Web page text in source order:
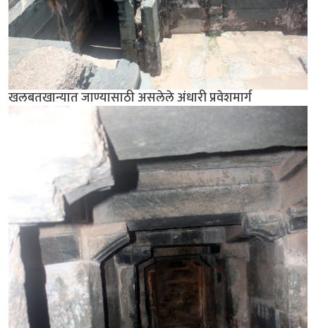
खलबतखान्यात जाण्यासाठी असलेले अंधारी प्रवेशमार्ग